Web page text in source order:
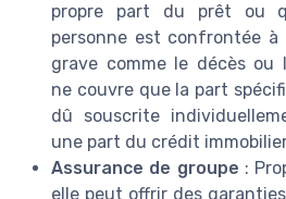
propre part du prêt ou
personne est confrontée à
grave comme le décès ou
ne couvre que la part
dû souscrite
une part du crédit
Assurance de groupe :
elle peut offrir des